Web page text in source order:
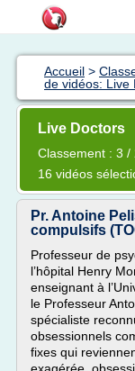
Accueil >
de vidéos: Live
Live Doctors
Classement : 3 /
16 vidéos
Pr. Antoine
compulsifs
Professeur de
l’hôpital Henry
enseignant à
le Professeur
spécialiste
obsessionnels
fixes qui